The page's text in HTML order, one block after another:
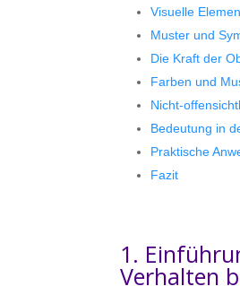
Visuelle
Muster und
Die Kraft der
Farben und
Nicht-
Bedeutung in
Praktische
Fazit
1.
Verhalten